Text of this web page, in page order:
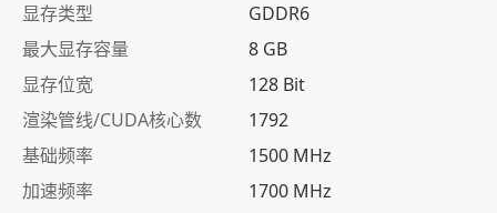
显存类型
GDDR6
最大显存容量
8 GB
显存位宽
128 Bit
渲染管线/CUDA核心数
1792
基础频率
1500 MHz
加速频率
1700 MHz